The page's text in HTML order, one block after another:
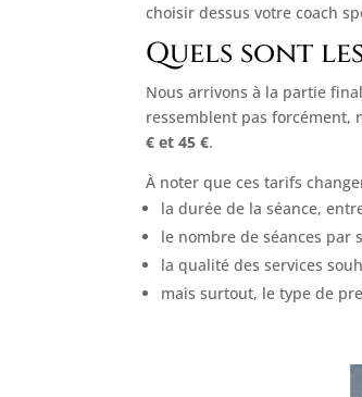
choisir dessus votre coach
Quels sont
Nous arrivons à la partie
ressemblent pas forcément,
€ et 45 €.
À noter que ces tarifs
la durée de la séance,
le nombre de séances par
la qualité des services
mais surtout, le type de